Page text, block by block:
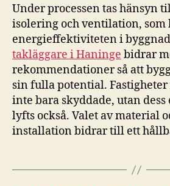
Under processen tas hänsyn
isolering och ventilation, som
energieffektiviteten i
takläggare i Haninge bidrar
rekommendationer så att
sin fulla potential.
inte bara skyddade, utan
lyfts också. Valet av material
installation bidrar till ett